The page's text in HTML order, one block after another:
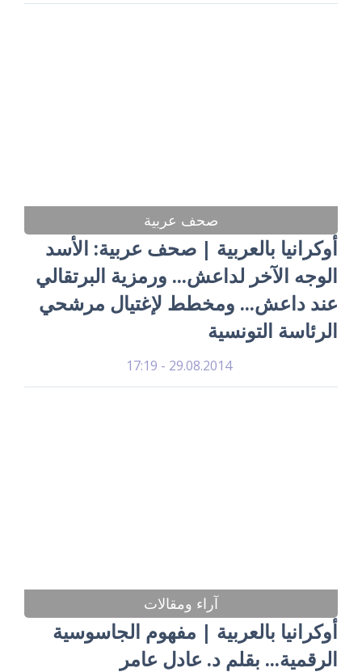
صحف عربية
أوكرانيا بالعربية | صحف عربية: الأسد
الوجه الآخر لداعش... ورمزية البرتقالي
عند داعش... ومخطط لإغتيال مرشحي
الرئاسة التونسية
29.08.2014 - 17:19
آراء ومقالات
أوكرانيا بالعربية | مفهوم الجاسوسية
الرقمية... بقلم د. عادل عامر